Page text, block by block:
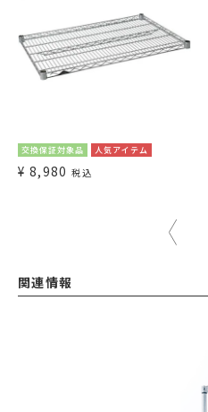
交換保証対象品 人気アイテム
¥ 8,980 税込
関連情報